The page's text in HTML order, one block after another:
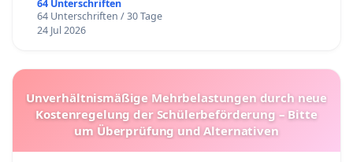
64 Unterschriften
64 Unterschriften / 30 Tage
24 Jul 2026
Unverhältnismäßige Mehrbelastungen durch neue
Kostenregelung der Schülerbeförderung – Bitte
um Überprüfung und Alternativen